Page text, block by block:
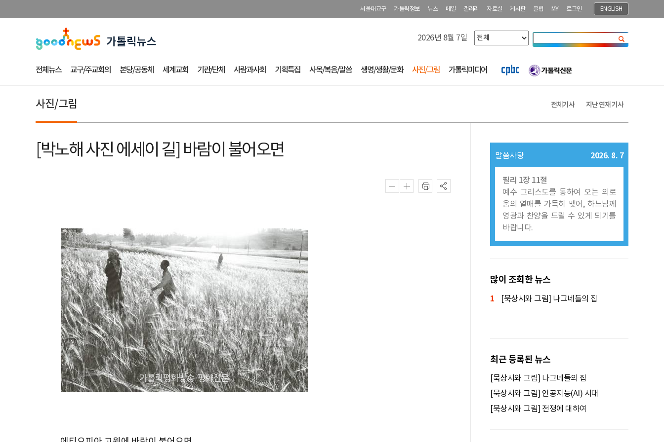
서울대교구 가톨릭정보 뉴스 메일 갤러리 자료실 게시판 클럽 MY 로그인 ENGLISH
2026년 8월 7일
전체뉴스 교구/주교회의 본당/공동체 세계교회 기관/단체 사람과사회 기획특집 사목/복음/말씀 생명/생활/문화 사진/그림 가톨릭미디어
사진/그림 전체기사 지난 연재 기사
[박노해 사진 에세이 길] 바람이 불어오면 말씀사탕 2026. 8. 7
필리 1장 11절
예수 그리스도를 통하여 오는 의로
움의 열매를 가득히 맺어, 하느님께
영광과 찬양을 드릴 수 있게 되기를
바랍니다.
많이 조회한 뉴스
1 [묵상시와 그림] 나그네들의 집
최근 등록된 뉴스
[묵상시와 그림] 나그네들의 집
[묵상시와 그림] 인공지능(AI) 시대
[묵상시와 그림] 전쟁에 대하여